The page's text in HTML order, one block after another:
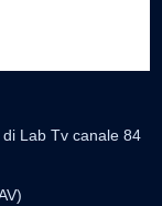
Lab Tv canale 84